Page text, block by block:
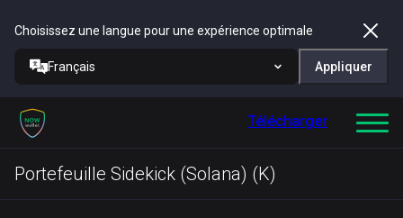
Choisissez une langue pour une expérience optimale
Français Appliquer
Télécharger
Portefeuille Sidekick (Solana) (K)